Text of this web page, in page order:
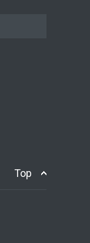
Ya!
Top